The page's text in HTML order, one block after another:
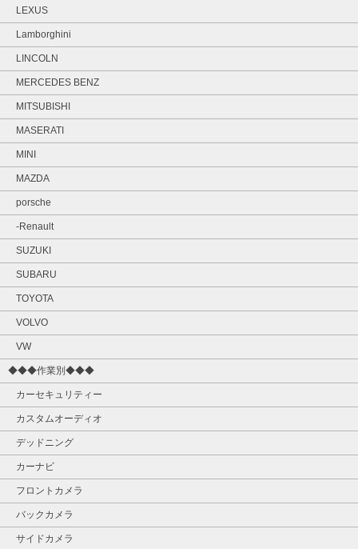
LEXUS
Lamborghini
LINCOLN
MERCEDES BENZ
MITSUBISHI
MASERATI
MINI
MAZDA
porsche
-Renault
SUZUKI
SUBARU
TOYOTA
VOLVO
VW
◆◆◆作業別◆◆◆
カーセキュリティー
カスタムオーディオ
デッドニング
カーナビ
フロントカメラ
バックカメラ
サイドカメラ